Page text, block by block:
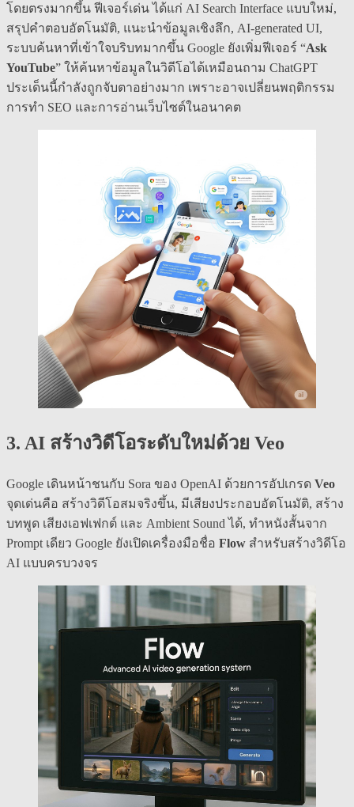
โดยตรงมากขึ้น ฟีเจอร์เด่น ได้แก่ AI Search Interface แบบใหม่,
สรุปคำตอบอัตโนมัติ, แนะนำข้อมูลเชิงลึก, AI-generated UI,
ระบบค้นหาที่เข้าใจบริบทมากขึ้น Google ยังเพิ่มฟีเจอร์ “Ask
YouTube” ให้ค้นหาข้อมูลในวิดีโอได้เหมือนถาม ChatGPT
ประเด็นนี้กำลังถูกจับตาอย่างมาก เพราะอาจเปลี่ยนพฤติกรรม
การทำ SEO และการอ่านเว็บไซต์ในอนาคต
3. AI สร้างวิดีโอระดับใหม่ด้วย Veo
Google เดินหน้าชนกับ Sora ของ OpenAI ด้วยการอัปเกรด Veo
จุดเด่นคือ สร้างวิดีโอสมจริงขึ้น, มีเสียงประกอบอัตโนมัติ, สร้าง
บทพูด เสียงเอฟเฟกต์ และ Ambient Sound ได้, ทำหนังสั้นจาก
Prompt เดียว Google ยังเปิดเครื่องมือชื่อ Flow สำหรับสร้างวิดีโอ
AI แบบครบวงจร